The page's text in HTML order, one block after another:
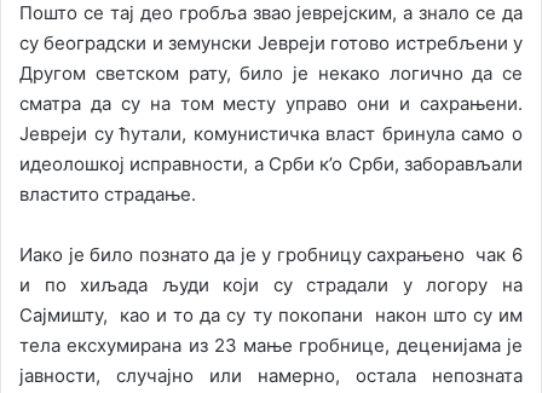
Пошто се тај део гробља звао јеврејским, а знало се да
су београдски и земунски Јевреји готово истребљени у
Другом светском рату, било је некако логично да се
сматра да су на том месту управо они и сахрањени.
Јевреји су ћутали, комунистичка власт бринула само о
идеолошкој исправности, а Срби к’о Срби, заборављали
властито страдање.
Иако је било познато да је у гробницу сахрањено чак 6
и по хиљада људи који су страдали у логору на
Сајмишту, као и то да су ту покопани након што су им
тела ексхумирана из 23 мање гробнице, деценијама је
јавности, случајно или намерно, остала непозната